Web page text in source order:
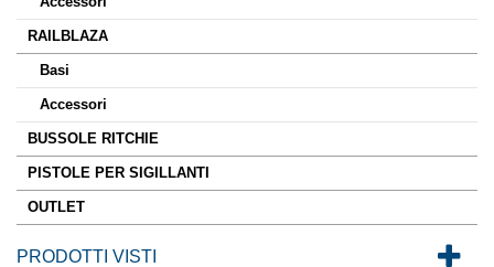
RAILBLAZA
Basi
Accessori
BUSSOLE RITCHIE
PISTOLE PER SIGILLANTI
OUTLET
PRODOTTI VISTI